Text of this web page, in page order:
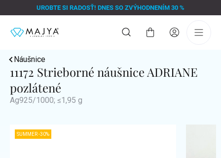
na
UROBTE SI RADOSŤ! DNES SO ZVÝHODNENÍM 30 %
Nákupný
Náušnice
11172 Strieborné náušnice ADRIANE
pozlátené
Ag925/1000; ≤1,95 g
SUMMER -30%